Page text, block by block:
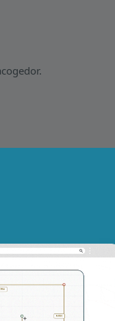
de colores y